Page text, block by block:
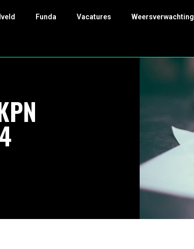
Funda Vacatures Weersverwachting